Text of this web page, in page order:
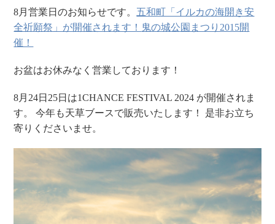
8月営業日のお知らせです。 五和町「イルカの海開き安
全祈願祭」が開催されます！ 鬼の城公園まつり2015開
催！
お盆はお休みなく営業しております！
8月24日25日は1CHANCE FESTIVAL 2024 が開催されま
す。
今年も天草ブースで販売いたします！
是非お立ち
寄りくださいませ。